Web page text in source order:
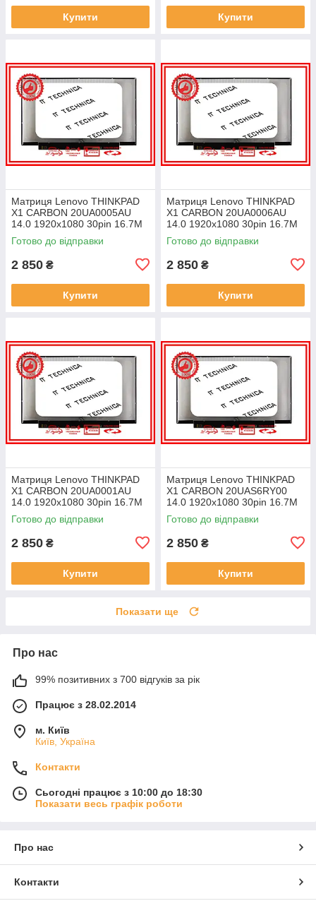
Купити Купити
Матриця Lenovo THINKPAD
X1 CARBON 20UA0005AU
14.0 1920x1080 30pin 16.7M
45% NTSC 300 cd/m² для
ноутбука
Готово до відправки
2 850 ₴
Купити
Матриця Lenovo THINKPAD
X1 CARBON 20UA0006AU
14.0 1920x1080 30pin 16.7M
45% NTSC 300 cd/m² для
ноутбука
Готово до відправки
2 850 ₴
Купити
Матриця Lenovo THINKPAD
X1 CARBON 20UA0001AU
14.0 1920x1080 30pin 16.7M
45% NTSC 300 cd/m² для
ноутбука
Готово до відправки
2 850 ₴
Купити
Матриця Lenovo THINKPAD
X1 CARBON 20UAS6RY00
14.0 1920x1080 30pin 16.7M
45% NTSC 300 cd/m² для
ноутбука
Готово до відправки
2 850 ₴
Купити
Показати ще
Про нас
99% позитивних з 700 відгуків за рік
Працює з 28.02.2014
м. Київ
Київ, Україна
Контакти
Сьогодні працює з 10:00 до 18:30
Показати весь графік роботи
Про нас
Контакти